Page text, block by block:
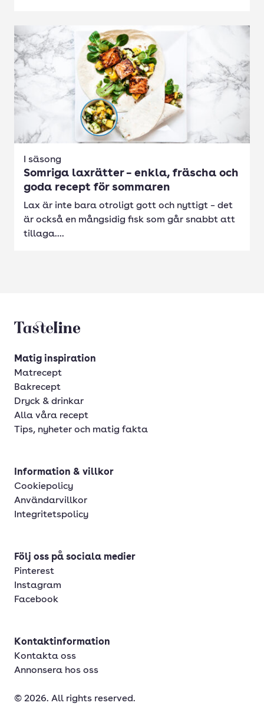
I säsong
Somriga laxrätter – enkla, fräscha och
goda recept för sommaren
Lax är inte bara otroligt gott och nyttigt – det
är också en mångsidig fisk som går snabbt att
tillaga....
Tasteline startsida
Matig inspiration
Matrecept
Bakrecept
Dryck & drinkar
Alla våra recept
Tips, nyheter och matig fakta
Information & villkor
Cookiepolicy
Användarvillkor
Integritetspolicy
Följ oss på sociala medier
Pinterest
Instagram
Facebook
Kontaktinformation
Kontakta oss
Annonsera hos oss
© 2026. All rights reserved.